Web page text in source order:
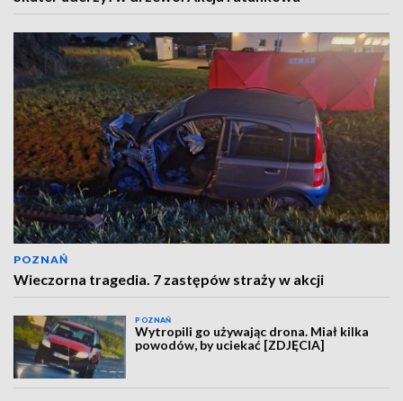
POZNAŃ
Wieczorna tragedia. 7 zastępów straży w akcji
POZNAŃ
Wytropili go używając drona. Miał kilka
powodów, by uciekać [ZDJĘCIA]